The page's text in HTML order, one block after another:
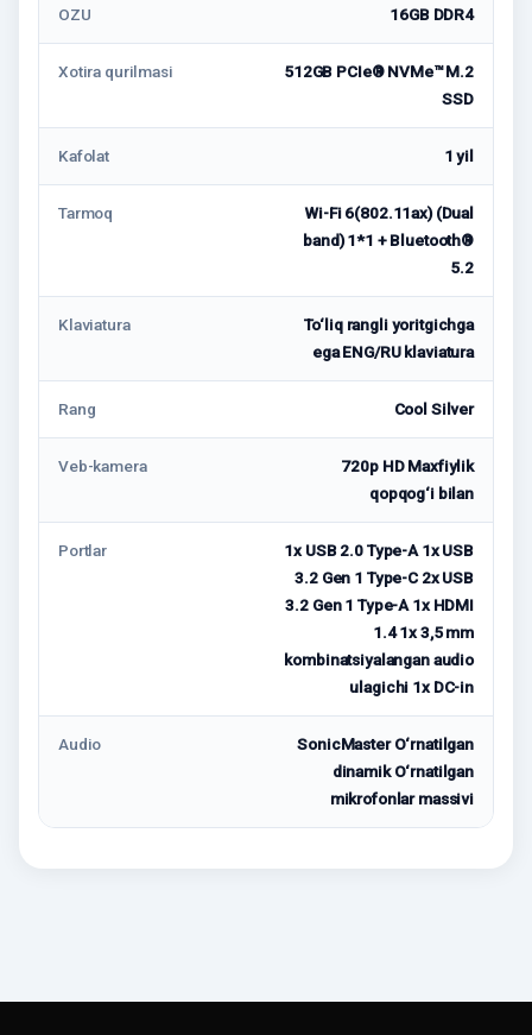
OZU 16GB DDR4
Xotira qurilmasi
512GB PCIe® NVMe™ M.2
SSD
Kafolat 1 yil
Tarmoq
Wi-Fi 6(802.11ax) (Dual
band) 1*1 + Bluetooth®
5.2
Klaviatura
To‘liq rangli yoritgichga
ega ENG/RU klaviatura
Rang Cool Silver
Veb-kamera
720p HD Maxfiylik
qopqog‘i bilan
Portlar
1x USB 2.0 Type-A 1x USB
3.2 Gen 1 Type-C 2x USB
3.2 Gen 1 Type-A 1x HDMI
1.4 1x 3,5 mm
kombinatsiyalangan audio
ulagichi 1x DC-in
Audio
SonicMaster O‘rnatilgan
dinamik O‘rnatilgan
mikrofonlar massivi